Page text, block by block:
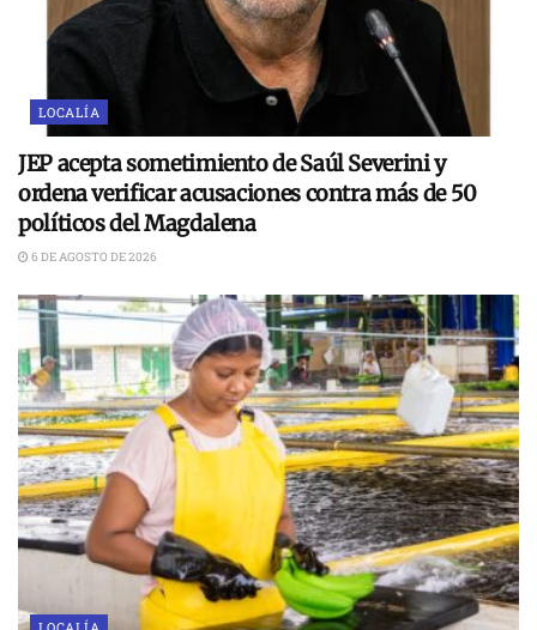
LOCALÍA
JEP acepta sometimiento de Saúl Severini y
ordena verificar acusaciones contra más de 50
políticos del Magdalena
6 DE AGOSTO DE 2026